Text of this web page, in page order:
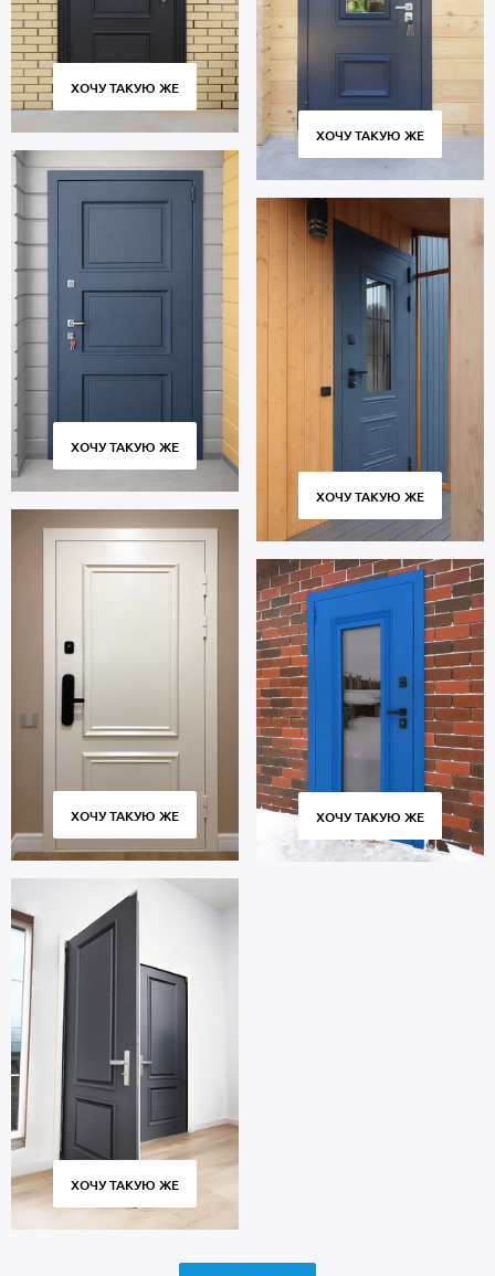
ХОЧУ ТАКУЮ ЖЕ
ХОЧУ ТАКУЮ ЖЕ
ХОЧУ ТАКУЮ ЖЕ
ХОЧУ ТАКУЮ ЖЕ
ХОЧУ ТАКУЮ ЖЕ
ХОЧУ ТАКУЮ ЖЕ
ХОЧУ ТАКУЮ ЖЕ